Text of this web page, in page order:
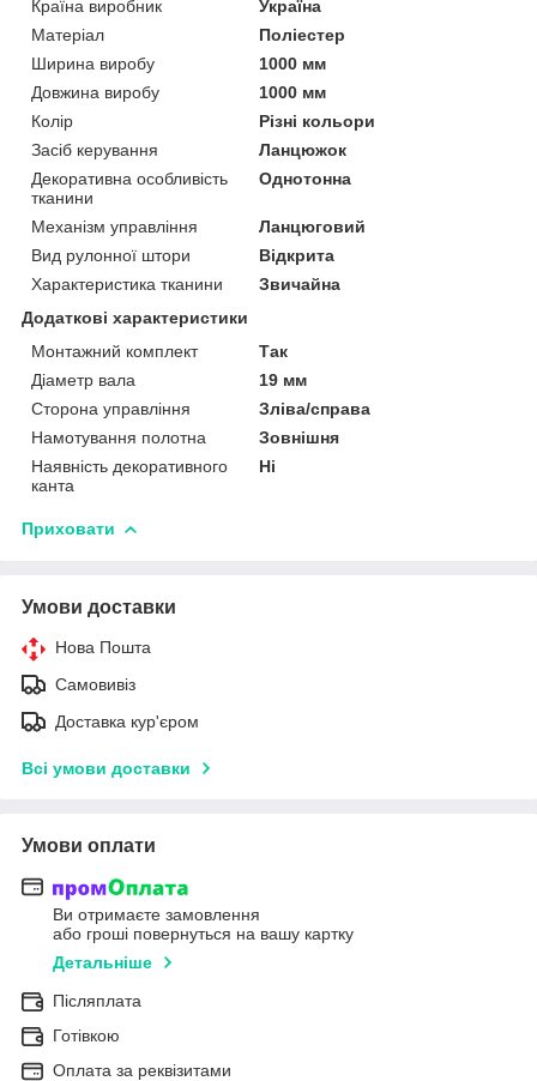
Країна виробник
Україна
Матеріал
Поліестер
Ширина виробу
1000 мм
Довжина виробу
1000 мм
Колір
Різні кольори
Засіб керування
Ланцюжок
Декоративна особливість
тканини
Однотонна
Механізм управління
Ланцюговий
Вид рулонної штори
Відкрита
Характеристика тканини
Звичайна
Додаткові характеристики
Монтажний комплект
Так
Діаметр вала
19 мм
Сторона управління
Зліва/справа
Намотування полотна
Зовнішня
Наявність декоративного
канта
Ні
Приховати
Умови доставки
Нова Пошта
Самовивіз
Доставка кур'єром
Всі умови доставки
Умови оплати
Ви отримаєте замовлення
або гроші повернуться на вашу картку
Детальніше
Післяплата
Готівкою
Оплата за реквізитами